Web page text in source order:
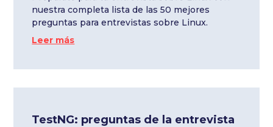
nuestra completa lista de las 50 mejores
preguntas para entrevistas sobre Linux.
Leer más
TestNG: preguntas de la entrevista